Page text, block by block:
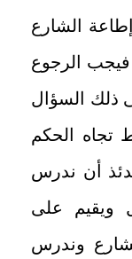
الشارع
الرجوع
ذلك السؤال
تجاه الحكم
أن ندرس
ويقيم على
وندرس